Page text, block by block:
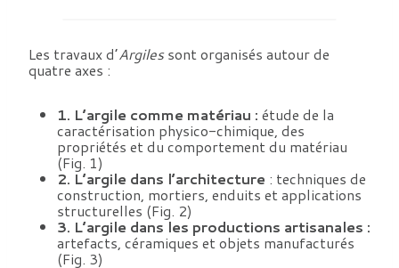
Les travaux d’Argilessont organisés autour de
quatre axes :
1. L’argile comme matériau : étude de la
caractérisation physico-chimique, des
propriétés et du comportement du matériau
(Fig. 1)
2. L’argile dans l’architecture : techniques de
construction, mortiers, enduits et applications
structurelles (Fig. 2)
3. L’argile dans les productions artisanales :
artefacts, céramiques et objets manufacturés
(Fig. 3)